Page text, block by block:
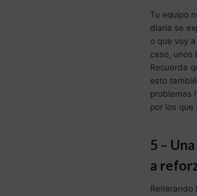
Tu equipo
diaria se
o que voy
caso, unos
Recuerda
esto
problemas
por los que
5 –
a
Reiterando